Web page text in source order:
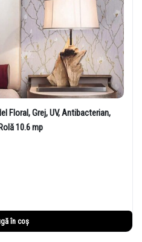
Floral, Grej, UV, Antibacterian,
10.6 mp
în coș